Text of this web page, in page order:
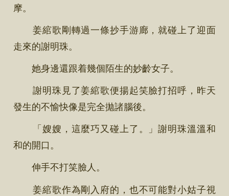
摩。
姜綰歌剛轉過一條抄手游廊，就碰上了迎面
走來的謝明珠。
她身邊還跟着幾個陌生的妙齡女子。
謝明珠見了姜綰歌便揚起笑臉打招呼，昨天
發生的不愉快像是完全拋諸腦後。
「嫂嫂，這麼巧又碰上了。」謝明珠溫溫和
和的開口。
伸手不打笑臉人。
姜綰歌作為剛入府的，也不可能對小姑子視